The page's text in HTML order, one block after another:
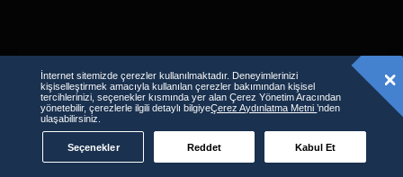
İnternet sitemizde çerezler kullanılmaktadır. Deneyimlerinizi
kişiselleştirmek amacıyla kullanılan çerezler bakımından kişisel
tercihlerinizi, seçenekler kısmında yer alan Çerez Yönetim Aracından
yönetebilir, çerezlerle ilgili detaylı bilgiyeÇerez Aydınlatma Metni’nden
ulaşabilirsiniz.
Seçenekler Reddet Kabul Et